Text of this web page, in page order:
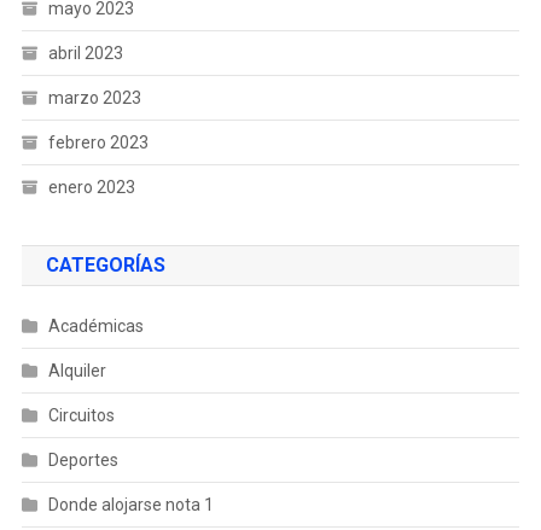
mayo 2023
abril 2023
marzo 2023
febrero 2023
enero 2023
CATEGORÍAS
Académicas
Alquiler
Circuitos
Deportes
Donde alojarse nota 1